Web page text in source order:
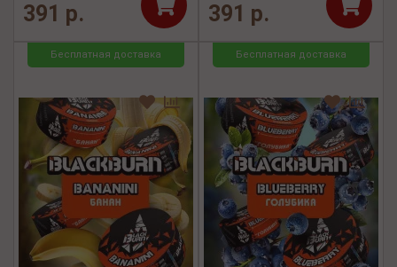
391 р. 391 р.
Бесплатная доставка Бесплатная доставка